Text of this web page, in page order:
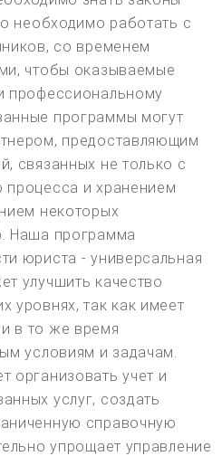
необходимо работать с
со временем
чтобы оказываемые
профессиональному
программы могут
предоставляющим
связанных не только с
процесса и хранением
некоторых
Наша программа
юриста - универсальная
улучшить качество
уровнях, так как имеет
в то же время
условиям и задачам.
организовать учет и
услуг, создать
справочную
упрощает управление